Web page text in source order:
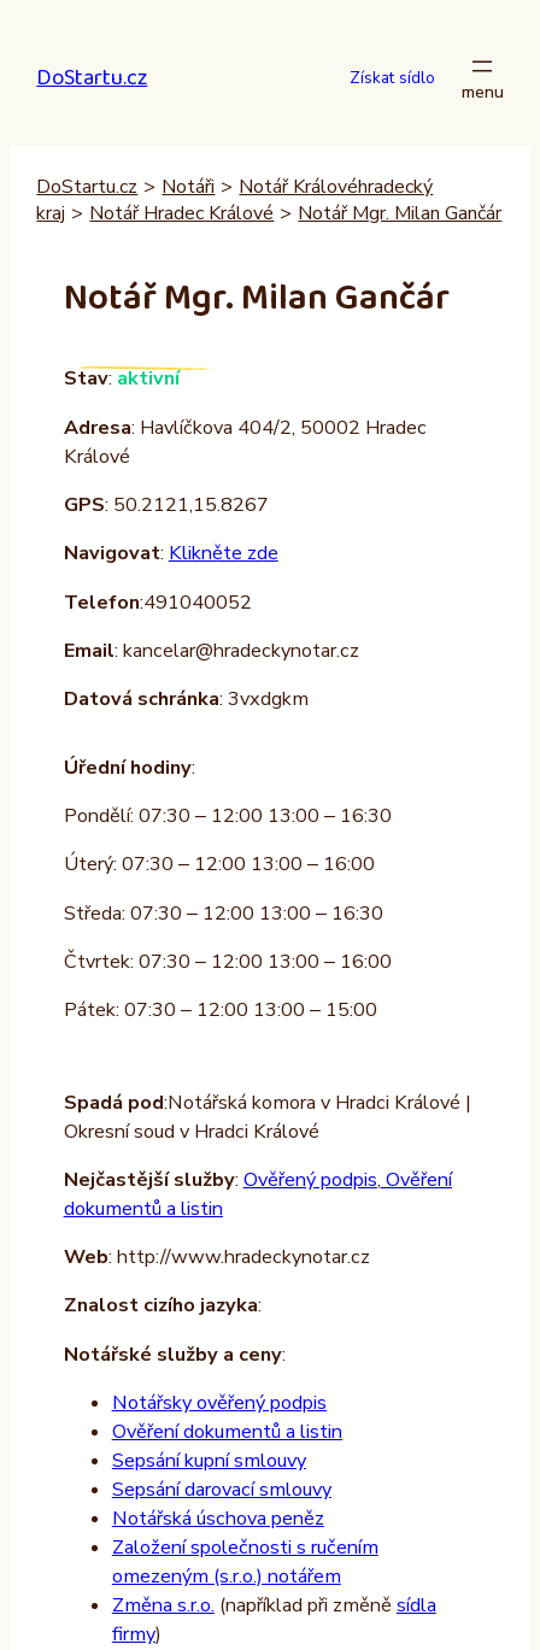
obsah
DoStartu.cz Získat sídlo
DoStartu.cz > Notáři > Notář Královéhradecký
kraj > Notář Hradec Králové > Notář Mgr. Milan Gančár
Notář Mgr. Milan Gančár
Stav: aktivní
Adresa: Havlíčkova 404/2, 50002 Hradec
Králové
GPS: 50.2121,15.8267
Navigovat: Klikněte zde
Telefon:491040052
Email: kancelar@hradeckynotar.cz
Datová schránka: 3vxdgkm
Úřední hodiny:
Pondělí: 07:30 – 12:00 13:00 – 16:30
Úterý: 07:30 – 12:00 13:00 – 16:00
Středa: 07:30 – 12:00 13:00 – 16:30
Čtvrtek: 07:30 – 12:00 13:00 – 16:00
Pátek: 07:30 – 12:00 13:00 – 15:00
Spadá pod:Notářská komora v Hradci Králové |
Okresní soud v Hradci Králové
Nejčastější služby: Ověřený podpis, Ověření
dokumentů a listin
Web: http://www.hradeckynotar.cz
Znalost cizího jazyka:
Notářské služby a ceny:
Notářsky ověřený podpis
Ověření dokumentů a listin
Sepsání kupní smlouvy
Sepsání darovací smlouvy
Notářská úschova peněz
Založení společnosti s ručením
omezeným (s.r.o.) notářem
Změna s.r.o. (například při změně sídla
firmy)